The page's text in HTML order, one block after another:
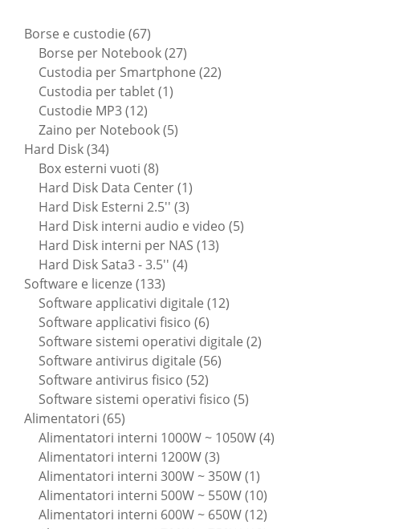
Borse e custodie 6767
prodotti
Borse per Notebook 2727
prodotti
Custodia per Smartphone 2222
Custodia per tablet 11
Custodie MP3 1212
prodotti
Zaino per Notebook 55
Hard Disk 3434
prodotti
Box esterni vuoti 88
prodotti
Hard Disk Data Center 11
prodotto
Hard Disk Esterni 2.5'' 33
prodotti
Hard Disk interni audio e video 55
Hard Disk interni per NAS 1313
Hard Disk Sata3 - 3.5'' 44
Software e licenze 133133
prodotti
Software applicativi digitale 1212
Software applicativi fisico 66
prodotti
Software sistemi operativi digitale 22
Software antivirus digitale 5656
Software antivirus fisico 5252
prodotti
Software sistemi operativi fisico 55
Alimentatori 6565
prodotti
Alimentatori interni 1000W ~ 1050W 44
Alimentatori interni 1200W 33
prodotti
Alimentatori interni 300W ~ 350W 11
prodotto
Alimentatori interni 500W ~ 550W 1010
prodotti
Alimentatori interni 600W ~ 650W 1212